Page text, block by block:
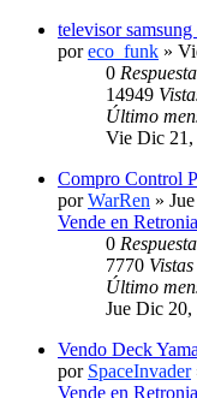
televisor
poreco_funk »
0
14949
Último
Vie Dic 21,
Compro Control
porWarRen »
Vende en Retronia
0
7770 Vistas
Último
Jue Dic 20,
Vendo Deck
por SpaceInvader
Vende en Retronia